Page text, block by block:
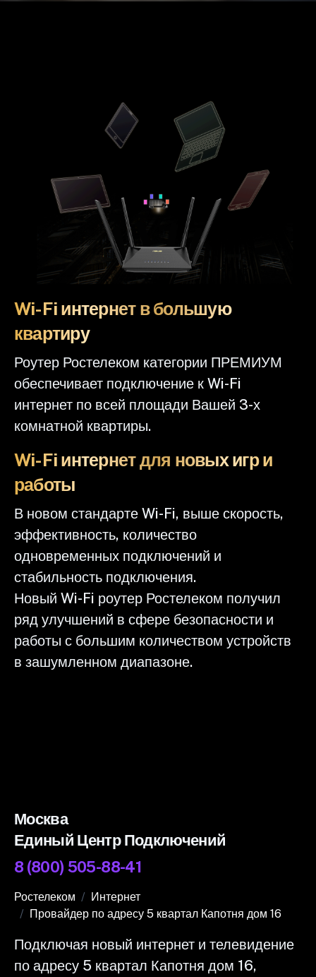
Wi-Fi интернет в большую
квартиру
Роутер Ростелеком категории ПРЕМИУМ
обеспечивает подключение к Wi-Fi
интернет по всей площади Вашей 3-х
комнатной квартиры.
Wi-Fi интернет для новых игр и
работы
В новом стандарте Wi-Fi, выше скорость,
эффективность, количество
одновременных подключений и
стабильность подключения.
Новый Wi-Fi роутер Ростелеком получил
ряд улучшений в сфере безопасности и
работы с большим количеством устройств
в зашумленном диапазоне.
Москва
Единый Центр Подключений
8 (800) 505-88-41
Ростелеком
Интернет
Провайдер по адресу 5 квартал Капотня дом 16
Подключая новый интернет и телевидение
по адресу 5 квартал Капотня дом 16,